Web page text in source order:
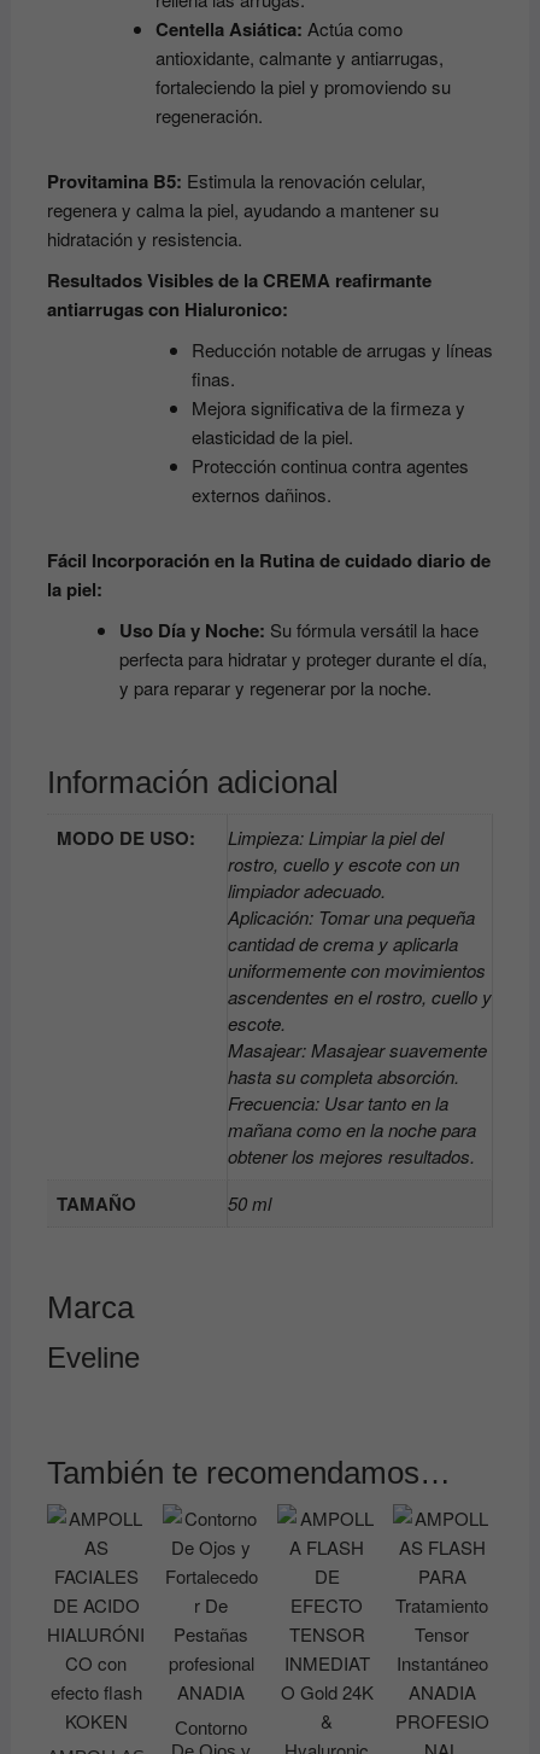
Centella Asiática: Actúa como
antioxidante, calmante y antiarrugas,
fortaleciendo la piel y promoviendo su
regeneración.
Provitamina B5: Estimula la renovación celular,
regenera y calma la piel, ayudando a mantener su
hidratación y resistencia.
Resultados Visibles de la CREMA reafirmante
antiarrugas con Hialuronico:
Reducción notable de arrugas y líneas
finas.
Mejora significativa de la firmeza y
elasticidad de la piel.
Protección continua contra agentes
externos dañinos.
Fácil Incorporación en la Rutina de cuidado diario de
la piel:
Uso Día y Noche: Su fórmula versátil la hace
perfecta para hidratar y proteger durante el día,
y para reparar y regenerar por la noche.
Información adicional
MODO DE USO:
Limpieza: Limpiar la piel del
rostro, cuello y escote con un
limpiador adecuado.
Aplicación: Tomar una pequeña
cantidad de crema y aplicarla
uniformemente con movimientos
ascendentes en el rostro, cuello y
escote.
Masajear: Masajear suavemente
hasta su completa absorción.
Frecuencia: Usar tanto en la
mañana como en la noche para
obtener los mejores resultados.
TAMAÑO 50 ml
Marca
Eveline
También te recomendamos…
Contorno